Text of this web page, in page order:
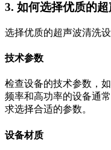
3. 如何选择优质的
选择优质的超声波清洗
技术参数
检查设备的技术参数，
频率和高功率的设备通
求选择合适的参数。
设备材质